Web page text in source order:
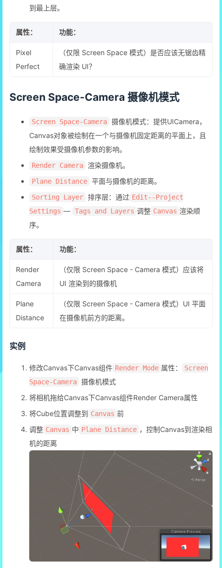
到最上层。
属性： 功能：
Pixel
Perfect
（仅限 Screen Space 模式）是否应该无锯齿精
确渲染 UI？
Screen Space-Camera 摄像机模式
Screen Space-Camera 摄像机模式：提供UICamera，
Canvas对象被绘制在一个与摄像机固定距离的平面上，且
绘制效果受摄像机参数的影响。
Render Camera 渲染摄像机。
Plane Distance 平面与摄像机的距离。
Sorting Layer 排序层：通过 Edit--Project
Settings — Tags and Layers 调整 Canvas 渲染顺
序。
属性： 功能：
Render
Camera
（仅限 Screen Space - Camera 模式）应该将
UI 渲染到的摄像机
Plane
Distance
（仅限 Screen Space - Camera 模式）UI 平面
在摄像机前方的距离。
实例
修改Canvas下Canvas组件 Render Mode 属性：
Screen
Space-Camera 摄像机模式
将相机拖给Canvas下Canvas组件Render Camera属性
将Cube位置调整到 Canvas 前
调整 Canvas 中 Plane Distance ，控制Canvas到渲染相
机的距离